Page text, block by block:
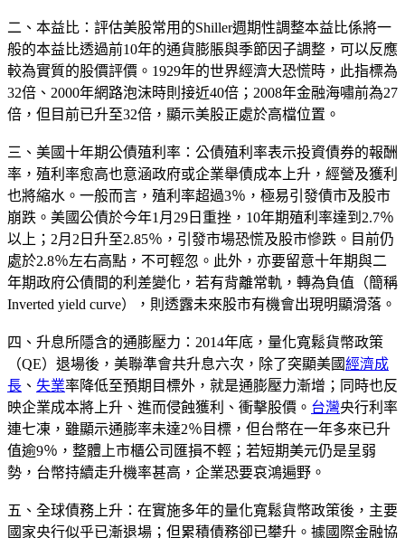
二、本益比：評估美股常用的Shiller週期性調整本益比係將一
般的本益比透過前10年的通貨膨脹與季節因子調整，可以反應
較為實質的股價評價。1929年的世界經濟大恐慌時，此指標為
32倍、2000年網路泡沫時則接近40倍；2008年金融海嘯前為27
倍，但目前已升至32倍，顯示美股正處於高檔位置。
三、美國十年期公債殖利率：公債殖利率表示投資債券的報酬
率，殖利率愈高也意涵政府或企業舉債成本上升，經營及獲利
也將縮水。一般而言，殖利率超過3％，極易引發債市及股市
崩跌。美國公債於今年1月29日重挫，10年期殖利率達到2.7％
以上；2月2日升至2.85％，引發市場恐慌及股市慘跌。目前仍
處於2.8％左右高點，不可輕忽。此外，亦要留意十年期與二
年期政府公債間的利差變化，若有背離常軌，轉為負值（簡稱
Inverted yield curve），則透露未來股市有機會出現明顯滑落。
四、升息所隱含的通膨壓力：2014年底，量化寬鬆貨幣政策
（QE）退場後，美聯準會共升息六次，除了突顯美國經濟成
長 、 失業率降低至預期目標外，就是通膨壓力漸增；同時也反
映企業成本將上升、進而侵蝕獲利、衝擊股價。 台灣央行利率
連七凍，雖顯示通膨率未達2％目標，但台幣在一年多來已升
值逾9％，整體上市櫃公司匯損不輕；若短期美元仍是呈弱
勢，台幣持續走升機率甚高，企業恐要哀鴻遍野。
五、全球債務上升：在實施多年的量化寬鬆貨幣政策後，主要
國家央行似乎已漸退場；但累積債務卻已攀升。據國際金融協